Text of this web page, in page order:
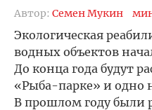
Автор: Семен Мукин
Экологическая
водных объектов
До конца года будут
«Рыба-парке» и одно
В прошлом году были